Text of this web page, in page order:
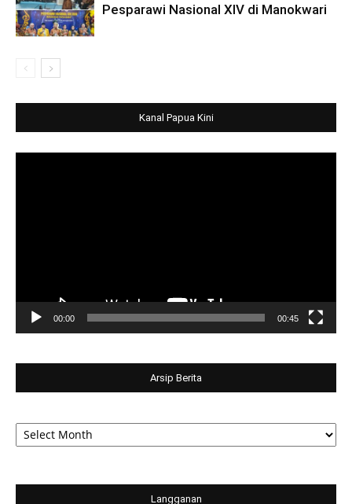
Pesparawi Nasional XIV di Manokwari
Kanal Papua Kini
00:00 00:45
Arsip Berita
Arsip
Berita
Langganan